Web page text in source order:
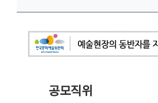
공모직위